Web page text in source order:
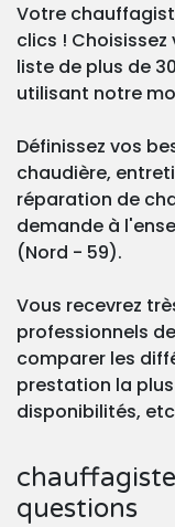
Votre
clics !
liste de plus de
utilisant notre
Définissez vos
chaudière,
réparation de
demande à
(Nord - 59).
Vous recevrez
professionnels
comparer les
prestation la
disponibilités,
questions